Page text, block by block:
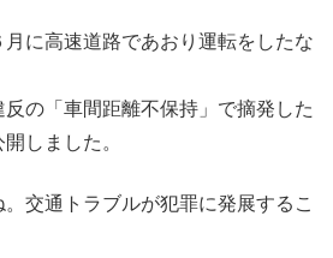
に高速道路であおり運転をしたな
の「車間距離不保持」で摘発した
しました。
交通トラブルが犯罪に発展するこ